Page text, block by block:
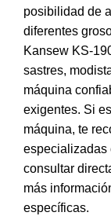
posibilidad de
diferentes
Kansew KS-
sastres,
máquina
exigentes. Si
máquina, te
especializadas
consultar
más
específicas.